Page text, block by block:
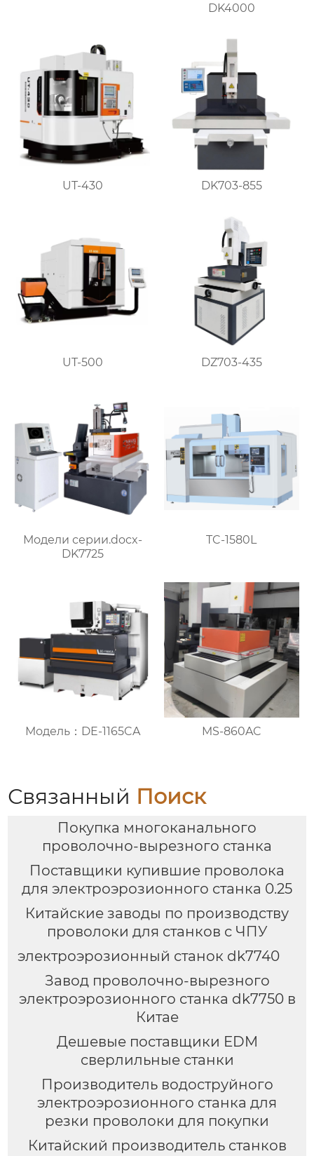
DK4000
UT-430 DK703-855
UT-500 DZ703-435
Модели серии.docx-
DK7725
TC-1580L
Модель：DE-1165CA MS-860AC
Связанный Поиск
Покупка многоканального
проволочно-вырезного станка
Поставщики купившие проволока
для электроэрозионного станка 0.25
Китайские заводы по производству
проволоки для станков с ЧПУ
электроэрозионный станок dk7740
Завод проволочно-вырезного
электроэрозионного станка dk7750 в
Китае
Дешевые поставщики EDM
сверлильные станки
Производитель водоструйного
электроэрозионного станка для
резки проволоки для покупки
Китайский производитель станков